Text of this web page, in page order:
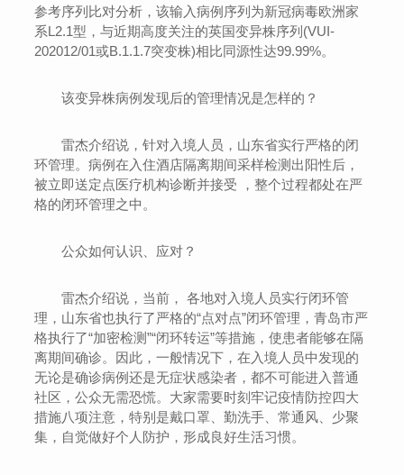
参考序列比对分析，该输入病例序列为新冠病毒欧洲家
系L2.1型，与近期高度关注的英国变异株序列(VUI-
202012/01或B.1.1.7突变株)相比同源性达99.99%。
该变异株病例发现后的管理情况是怎样的？
雷杰介绍说，针对入境人员，山东省实行严格的闭
环管理。病例在入住酒店隔离期间采样检测出阳性后，
被立即送定点医疗机构诊断并接受 ，整个过程都处在严
格的闭环管理之中。
公众如何认识、应对？
雷杰介绍说，当前， 各地对入境人员实行闭环管
理，山东省也执行了严格的“点对点”闭环管理，青岛市严
格执行了“加密检测”“闭环转运”等措施，使患者能够在隔
离期间确诊。因此，一般情况下，在入境人员中发现的
无论是确诊病例还是无症状感染者，都不可能进入普通
社区，公众无需恐慌。大家需要时刻牢记疫情防控四大
措施八项注意，特别是戴口罩、勤洗手、常通风、少聚
集，自觉做好个人防护，形成良好生活习惯。